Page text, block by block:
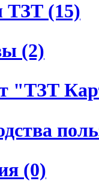
ТЗТ (15)
(2)
"ТЗТ
(0)